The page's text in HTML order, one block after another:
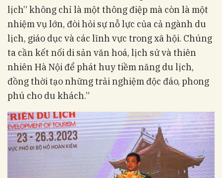
lịch” không chỉ là một thông điệp mà còn là một
nhiệm vụ lớn, đòi hỏi sự nỗ lực của cả ngành du
lịch, giáo dục và các lĩnh vực trong xã hội. Chúng
ta cần kết nối di sản văn hoá, lịch sử và thiên
nhiên Hà Nội để phát huy tiềm năng du lịch,
đồng thời tạo những trải nghiệm độc đáo, phong
phú cho du khách.”